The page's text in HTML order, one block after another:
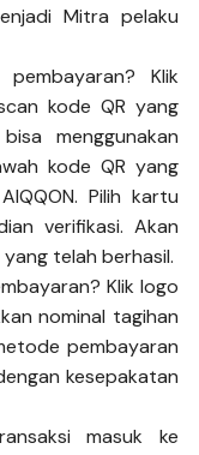
Mitra pelaku
pembayaran? Klik
kode QR yang
menggunakan
kode QR yang
Pilih kartu
verifikasi. Akan
telah berhasil.
Klik logo
nominal tagihan
pembayaran
kesepakatan
masuk ke